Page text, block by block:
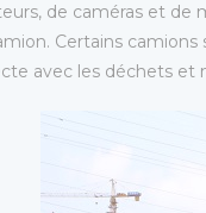
de caméras et
Certains
avec les déchets